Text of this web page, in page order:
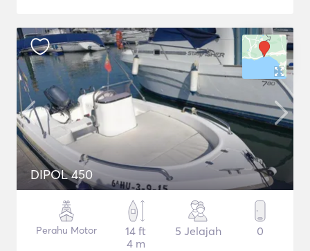
DIPOL 450
Perahu Motor
14 ft
4 m
5 Jelajah 0